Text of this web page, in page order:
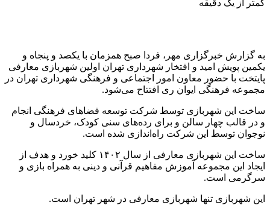
کمتر از یک دقیقه
به گزارش خبرگزاری مهر، فردا صبح همزمان با یکصد و پنجاه و
یکمین پویش امید و افتخار شهرداری تهران اولین شهربازی معارفی
پایتخت با حضور معاون امور اجتماعی و فرهنگی شهرداری تهران در
مجموعه فرهنگی ایوان ری افتتاح می‌شود.
ساخت این شهربازی توسط شرکت توسعه فضاهای فرهنگی انجام
و در قالب چهار سالن و برای رده‌های سنی کودک، خردسال و
نوجوان توسط این شرکت راه‌اندازی شده است.
ساخت این شهربازی معارفی از سال ۱۴۰۲ کلید خورد و هدف از
ایجاد این مجموعه آموزش مفاهیم قرآنی و دینی به همراه بازی و
سرگرمی است.
این شهربازی تنها شهربازی معارفی در شهر تهران است.